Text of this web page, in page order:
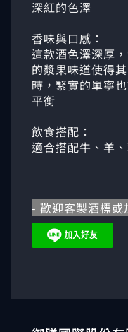
深紅的色澤
香味與口感：
這款酒色澤深厚
的漿果味道使得
時，緊實的單寧
平衡
飲食搭配：
適合搭配牛、羊
- 歡迎客製酒標或